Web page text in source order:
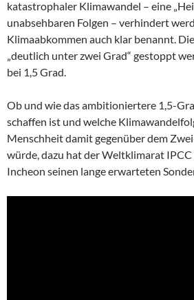
katastrophaler Klimawandel – eine
unabsehbaren Folgen – verhindert
Klimaabkommen auch klar benannt.
„deutlich unter zwei Grad“ gestoppt
bei 1,5 Grad.
Ob und wie das ambitioniertere 1,5-
schaffen ist und welche
Menschheit damit gegenüber dem
würde, dazu hat der Weltklimarat
Incheon seinen lange erwarteten